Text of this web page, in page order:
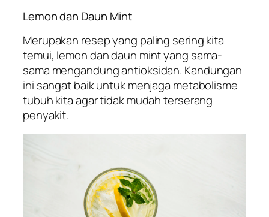
Lemon dan Daun Mint
Merupakan resep yang paling sering kita
temui, lemon dan daun mint yang sama-
sama mengandung antioksidan. Kandungan
ini sangat baik untuk menjaga metabolisme
tubuh kita agar tidak mudah terserang
penyakit.